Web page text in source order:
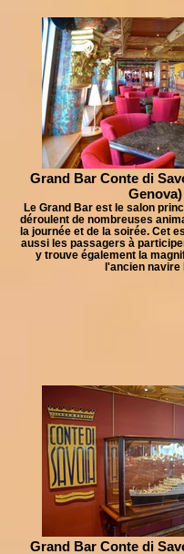
Grand Bar Conte di
Genova)
Le Grand Bar est le salon
déroulent de nombreuses
la journée et de la soirée. Cet
aussi les passagers à
y trouve également la
l'ancien navire
Grand Bar Conte di